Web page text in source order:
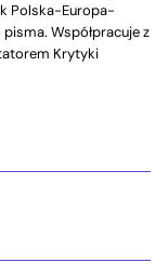
Polska-Europa-
Współpracuje z
Krytyki